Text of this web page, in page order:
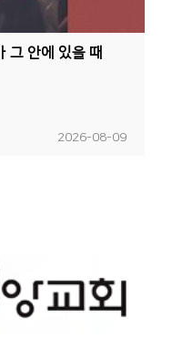
그 안에 있을 때
2026-08-09